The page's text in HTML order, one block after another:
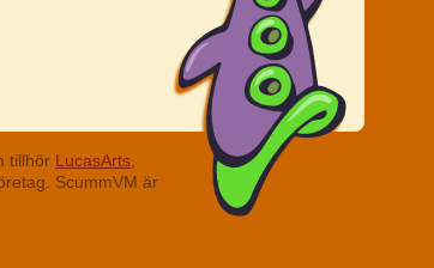
tillhör LucasArts,
ScummVM är